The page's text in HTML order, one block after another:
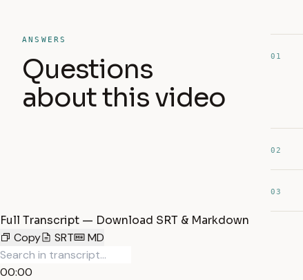
ANSWERS
Questions
about this video
01
02
03
Full Transcript — Download SRT & Markdown
Copy
SRT MD
00:00